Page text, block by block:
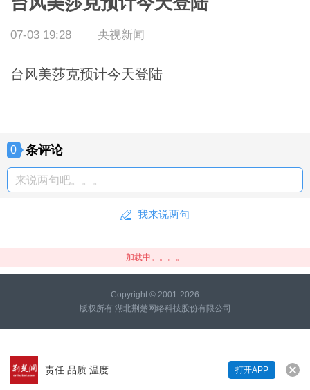
责任 品质 温度 打开APP
07-03 19:28 央视新闻
台风美莎克预计今天登陆
0 条评论
来说两句吧。。。
我来说两句
加载中。。。。
Copyright © 2001-2026
版权所有 湖北荆楚网络科技股份有限公司